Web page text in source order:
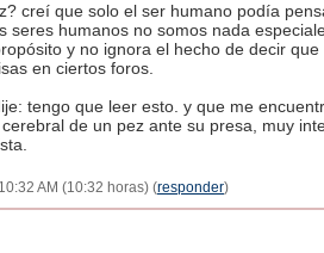
creí que solo el ser humano podía
seres humanos no somos nada
y no ignora el hecho de decir que
en ciertos foros.
tengo que leer esto. y que me
de un pez ante su presa, muy
AM (10:32 horas) (responder)